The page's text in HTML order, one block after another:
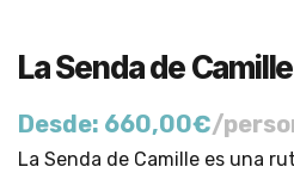
La Senda de
Desde: 660,00€/
La Senda de Camille es una